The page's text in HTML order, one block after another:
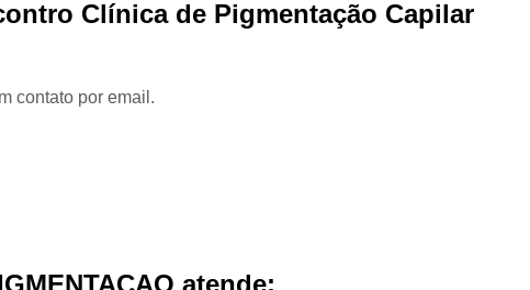
Micropigmentação
Clínica de Pigmentação Capilar
contato por email.
atende: